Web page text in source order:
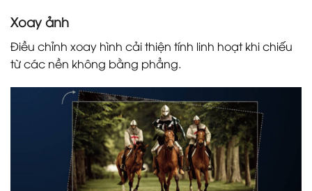
Xoay ảnh
Điều chỉnh xoay hình cải thiện tính linh hoạt khi chiếu
từ các nền không bằng phẳng.